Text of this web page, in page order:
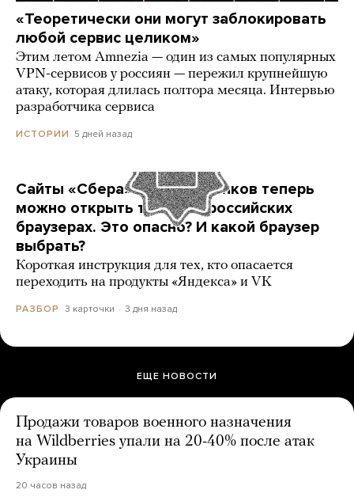
«Теоретически они могут заблокировать
любой сервис целиком»
Этим летом Amnezia — один из самых популярных
VPN-сервисов у россиян — пережил крупнейшую
атаку, которая длилась полтора месяца. Интервью
разработчика сервиса
ИСТОРИИ 5 дней назад
Сайты «Сбера» и других банков теперь
можно открыть только в российских
браузерах. Это опасно? И какой браузер
выбрать?
Короткая инструкция для тех, кто опасается
переходить на продукты «Яндекса» и VK
РАЗБОР 3 карточки 3 дня назад
ЕЩЕ НОВОСТИ
Продажи товаров военного назначения
на Wildberries упали на 20-40% после атак
Украины
20 часов назад